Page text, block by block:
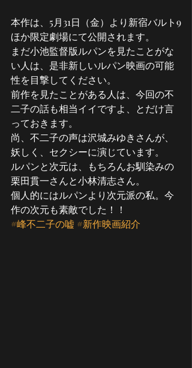
本作は、5月31日（金）より新宿バルト9
ほか限定劇場にて公開されます。
まだ小池監督版ルパンを見たことがな
い人は、是非新しいルパン映画の可能
性を目撃してください。
前作を見たことがある人は、今回の不
二子の話も相当イイですよ、とだけ言
っておきます。
尚、不二子の声は沢城みゆきさんが、
妖しく、セクシーに演じています。
ルパンと次元は、もちろんお馴染みの
栗田貫一さんと小林清志さん。
個人的にはルパンより次元派の私。今
作の次元も素敵でした！！
#峰不二子の嘘 #新作映画紹介